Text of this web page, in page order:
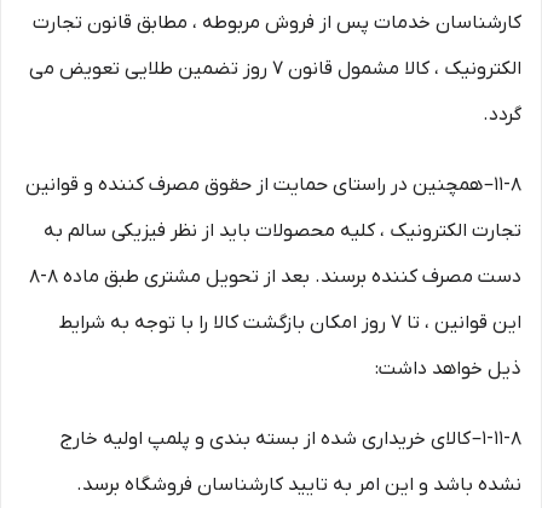
کارشناسان خدمات پس از فروش مربوطه ، مطابق قانون تجارت
الکترونیک ، کالا مشمول قانون ۷ روز تضمین طلایی تعویض می
گردد.
۱۱-۸– همچنین در راستای حمایت از حقوق مصرف کننده و قوانین
تجارت الکترونیک ، کلیه محصولات باید از نظر فیزیکی سالم به
دست مصرف کننده برسند. بعد از تحویل مشتری طبق ماده ۸-۸
این قوانین ، تا ۷ روز امکان بازگشت کالا را با توجه به شرایط
ذیل خواهد داشت:
۱-۱۱-۸– کالای خریداری شده از بسته بندی و پلمپ اولیه خارج
نشده باشد و این امر به تایید کارشناسان فروشگاه برسد.